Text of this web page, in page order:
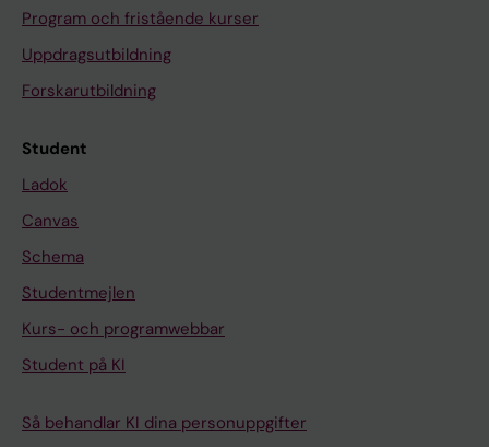
Program och fristående kurser
Uppdragsutbildning
Forskarutbildning
Student
Ladok
Canvas
Schema
Studentmejlen
Kurs- och programwebbar
Student på KI
Så behandlar KI dina personuppgifter